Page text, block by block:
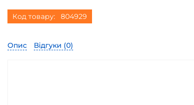
Код товару: 804929
Опис Відгуки (0)